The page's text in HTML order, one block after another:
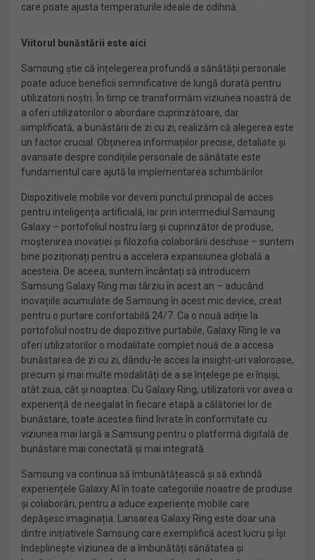
care poate ajusta temperaturile ideale de odihnă.
Viitorul bunăstării este aici
Samsung știe că înțelegerea profundă a sănătății personale
poate aduce beneficii semnificative de lungă durată pentru
utilizatorii noștri. În timp ce transformăm viziunea noastră de
a oferi utilizatorilor o abordare cuprinzătoare, dar
simplificată, a bunăstării de zi cu zi, realizăm că alegerea este
un factor crucial. Obținerea informațiilor precise, detaliate și
avansate despre condițiile personale de sănătate este
fundamentul care ajută la implementarea schimbărilor.
Dispozitivele mobile vor deveni punctul principal de acces
pentru inteligența artificială, iar prin intermediul Samsung
Galaxy – portofoliul nostru larg și cuprinzător de produse,
moștenirea inovației și filozofia colaborării deschise – suntem
bine poziționați pentru a accelera expansiunea globală a
acesteia. De aceea, suntem încântați să introducem
Samsung Galaxy Ring mai târziu în acest an – aducând
inovațiile acumulate de Samsung în acest mic device, creat
pentru o purtare confortabilă 24/7. Ca o nouă adiție la
portofoliul nostru de dispozitive purtabile, Galaxy Ring le va
oferi utilizatorilor o modalitate complet nouă de a accesa
bunăstarea de zi cu zi, dându-le acces la insight-uri valoroase,
precum și mai multe modalități de a se înțelege pe ei înșiși,
atât ziua, cât și noaptea. Cu Galaxy Ring, utilizatorii vor avea o
experiență de neegalat în fiecare etapă a călătoriei lor de
bunăstare, toate acestea fiind livrate în conformitate cu
viziunea mai largă a Samsung pentru o platformă digitală de
bunăstare mai conectată și mai integrată.
Samsung va continua să îmbunătățească și să extindă
experiențele Galaxy AI în toate categoriile noastre de produse
și colaborări, pentru a aduce experiențe mobile care
depășesc imaginația. Lansarea Galaxy Ring este doar una
dintre inițiativele Samsung care exemplifică acest lucru și își
îndeplinește viziunea de a îmbunătăți sănătatea și